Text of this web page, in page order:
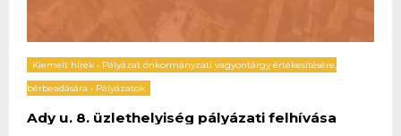
Kiemelt hírek • Pályázat önkormányzati vagyontárgy értékesítésére,
bérbeadására • Pályázatok
Ady u. 8. üzlethelyiség pályázati felhívása